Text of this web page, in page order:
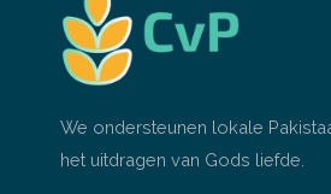
We ondersteunen lokale
het uitdragen van Gods liefde.